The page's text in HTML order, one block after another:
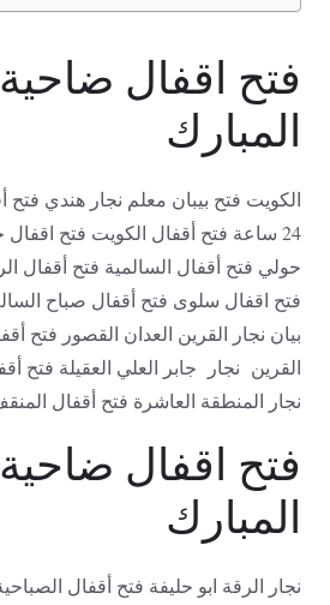
فتح اقفال ضاحية
المبارك
الكويت فتح بيبان معلم نجار هندي فتح
24 ساعة فتح أقفال الكويت فتح
حولي فتح أقفال السالمية فتح أقفال
فتح اقفال سلوى فتح أقفال صباح
بيان نجار القرين العدان القصور فتح
القرين نجار جابر العلي العقيلة فتح
نجار المنطقة العاشرة فتح أقفال
فتح اقفال ضاحية
المبارك
نجار الرقة ابو حليفة فتح أقفال